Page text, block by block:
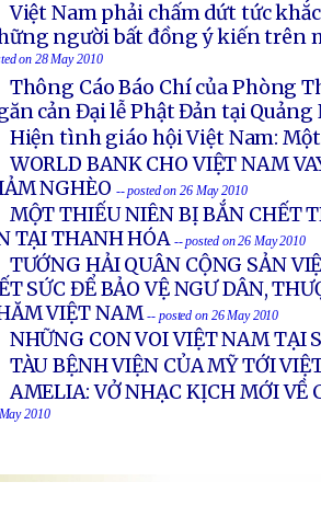
Việt Nam phải chấm dứt tức
người bất đồng ý kiến trên
on 28 May 2010
Thông Cáo Báo Chí của Phòng
cản Đại lễ Phật Đản tại
Hiện tình giáo hội Việt Nam:
WORLD BANK CHO VIỆT NAM
NGHÈO -- posted on 26 May 2010
MỘT THIẾU NIÊN BỊ BẮN CHẾT
TẠI THANH HÓA -- posted on 26 May 2010
TƯỚNG HẢI QUÂN CỘNG SẢN
SỨC ĐỂ BẢO VỆ NGƯ DÂN,
VIỆT NAM -- posted on 26 May 2010
NHỮNG CON VOI VIỆT NAM TẠI
TÀU BỆNH VIỆN CỦA MỸ TỚI
AMELIA: VỞ NHẠC KỊCH MỚI VỀ
2010